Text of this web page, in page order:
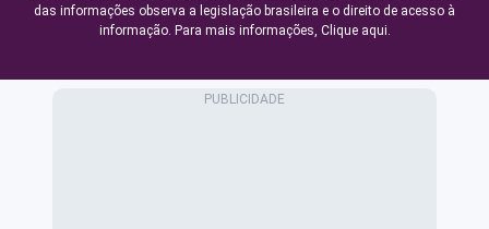
das informações observa a legislação brasileira e o direito de acesso à
informação. Para mais informações, Clique aqui.